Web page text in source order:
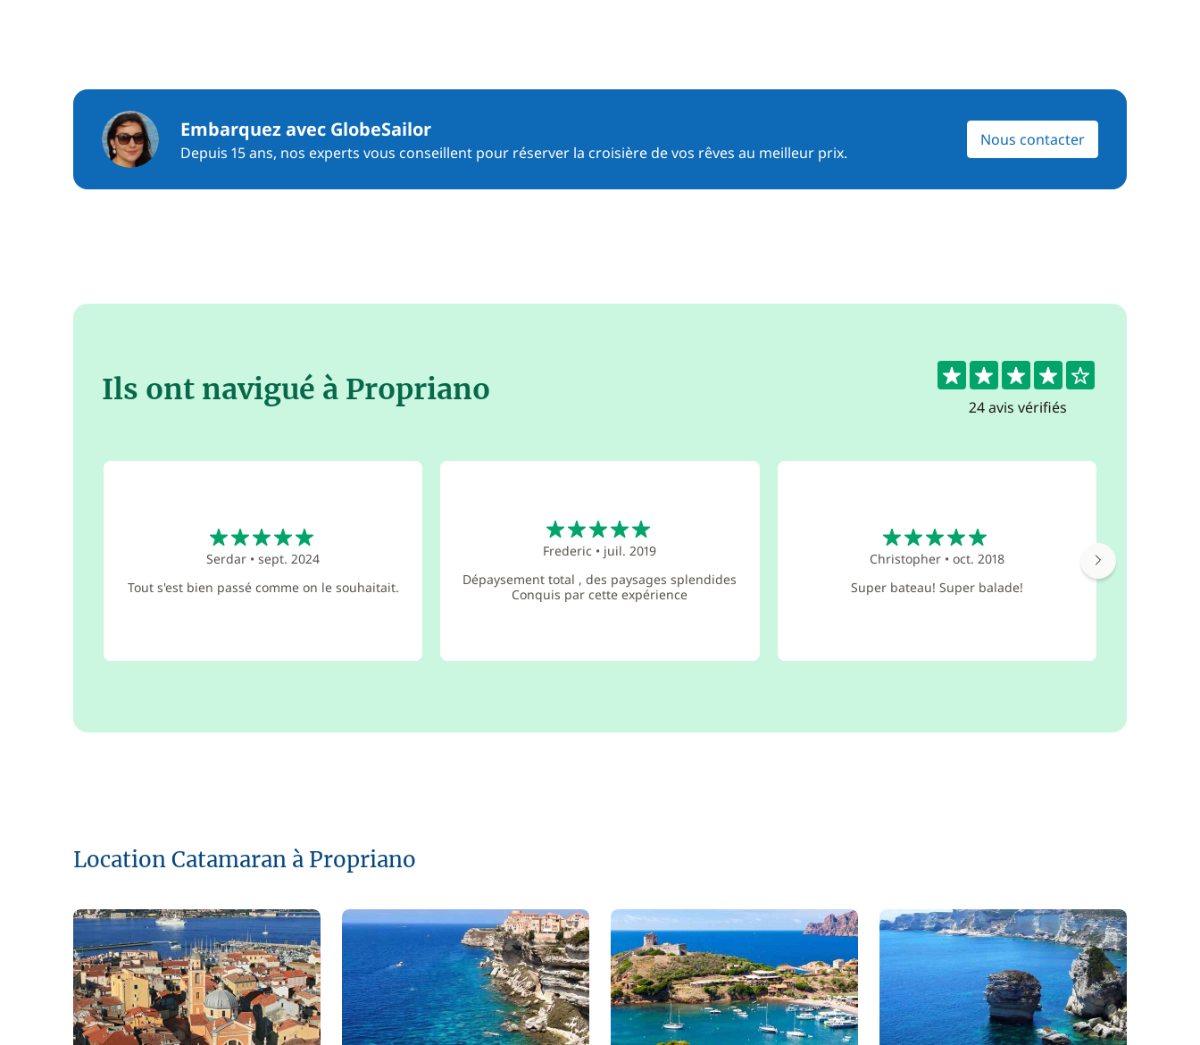
Embarquez avec GlobeSailor
Depuis 15 ans, nos experts vous conseillent pour réserver la croisière de vos rêves au meilleur prix.
Nous contacter
4.4
24 avis vérifiés
Ils ont navigué à Propriano
Serdar •sept. 2024
Tout s'est bien passé comme on le souhaitait.
Frederic • juil. 2019
Dépaysement total , des paysages splendides
Conquis par cette expérience
Christopher• oct. 2018
Super bateau! Super balade!
Location Catamaran à Propriano